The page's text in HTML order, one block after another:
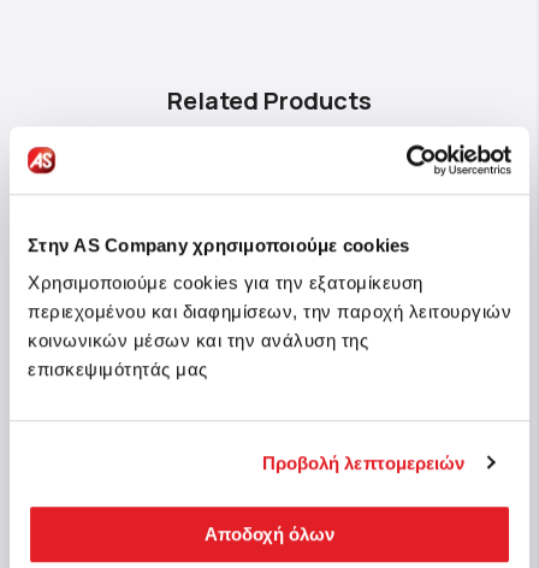
Στην AS Company χρησιμοποιούμε cookies
Χρησιμοποιούμε cookies για την εξατομίκευση
περιεχομένου και διαφημίσεων, την παροχή λειτουργιών
κοινωνικών μέσων και την ανάλυση της
επισκεψιμότητάς μας
Προβολή λεπτομερειών
Αποδοχή όλων
Related Products